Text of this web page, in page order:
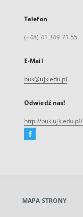
Telefon
(+48) 41 349 71 55
E-Mail
buk@ujk.edu.pl
Odwiedź nas!
http://buk.ujk.edu.pl/
Facebook
karcie
MAPA STRONY